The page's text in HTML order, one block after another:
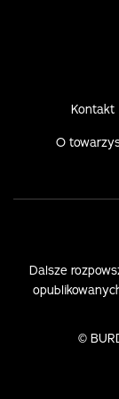
Kontakt
O
Dalsze
©